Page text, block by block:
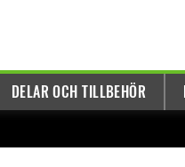
DELAR OCH TILLBEHÖR